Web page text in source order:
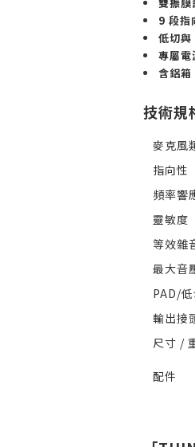
9 段指
低切與
專屬電
含鋁箱
技術規
麥克風
指向性
頻率響
靈敏度
等效雜
最大音
PAD/
輸出接
尺寸 /
配件